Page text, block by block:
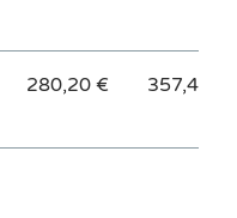
280,20 € 357,40 €